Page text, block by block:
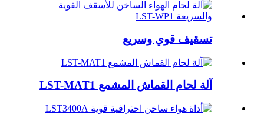
تسقيف قوي وسريع
آلة لحام القماش المشمع LST-MAT1